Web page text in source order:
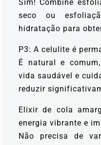
Sim! Combine
seco ou
hidratação para
P3: A celulite é
É natural e
vida saudável e
reduzir
Elixir de cola
energia vibrante e
Não precisa de